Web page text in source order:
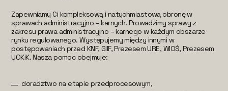
Zapewniamy Ci kompleksową i natychmiastową obronę w
sprawach administracyjno – karnych. Prowadzimy sprawy z
zakresu prawa administracyjno – karnego w każdym obszarze
rynku regulowanego. Występujemy między innymi w
postępowaniach przed KNF, GIIF, Prezesem URE, WIOŚ, Prezesem
UOKiK. Nasza pomoc obejmuje:
doradztwo na etapie przedprocesowym,